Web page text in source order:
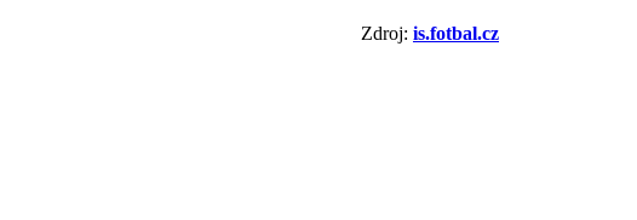
Zdroj: is.fotbal.cz